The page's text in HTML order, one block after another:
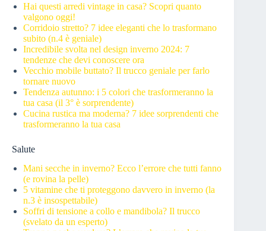
Hai questi arredi vintage in casa? Scopri quanto
valgono oggi!
Corridoio stretto? 7 idee eleganti che lo trasformano
subito (n.4 è geniale)
Incredibile svolta nel design inverno 2024: 7
tendenze che devi conoscere ora
Vecchio mobile buttato? Il trucco geniale per farlo
tornare nuovo
Tendenza autunno: i 5 colori che trasformeranno la
tua casa (il 3° è sorprendente)
Cucina rustica ma moderna? 7 idee sorprendenti che
trasformeranno la tua casa
Salute
Mani secche in inverno? Ecco l’errore che tutti fanno
(e rovina la pelle)
5 vitamine che ti proteggono davvero in inverno (la
n.3 è insospettabile)
Soffri di tensione a collo e mandibola? Il trucco
(svelato da un esperto)